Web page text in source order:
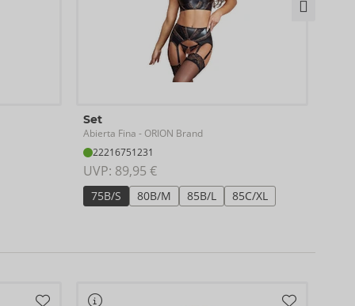
Set
Abierta Fina - ORION Brand
22216751231
UVP: 89,95 €
75B/S 80B/M 85B/L 85C/XL